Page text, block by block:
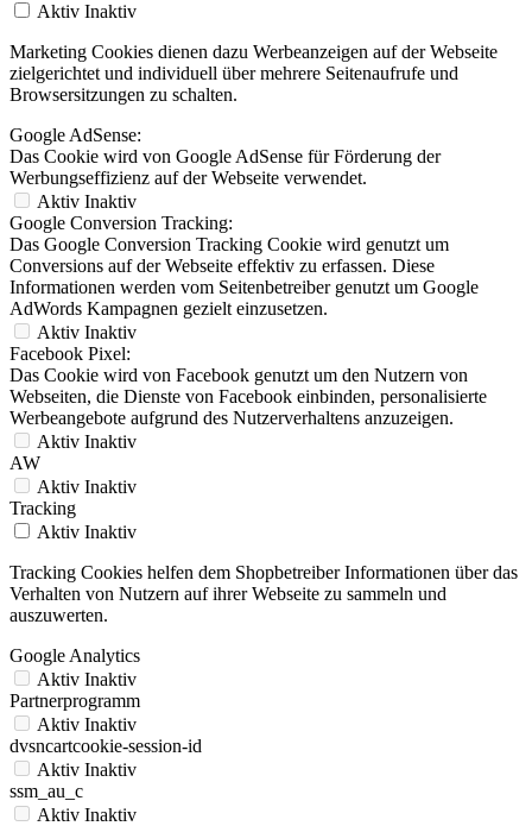
Aktiv Inaktiv
Marketing Cookies dienen dazu Werbeanzeigen auf der Webseite
zielgerichtet und individuell über mehrere Seitenaufrufe und
Browsersitzungen zu schalten.
Google AdSense:
Das Cookie wird von Google AdSense für Förderung der
Werbungseffizienz auf der Webseite verwendet.
Aktiv Inaktiv
Google Conversion Tracking:
Das Google Conversion Tracking Cookie wird genutzt um
Conversions auf der Webseite effektiv zu erfassen. Diese
Informationen werden vom Seitenbetreiber genutzt um Google
AdWords Kampagnen gezielt einzusetzen.
Aktiv Inaktiv
Facebook Pixel:
Das Cookie wird von Facebook genutzt um den Nutzern von
Webseiten, die Dienste von Facebook einbinden, personalisierte
Werbeangebote aufgrund des Nutzerverhaltens anzuzeigen.
Aktiv Inaktiv
AW
Aktiv Inaktiv
Tracking
Aktiv Inaktiv
Tracking Cookies helfen dem Shopbetreiber Informationen über das
Verhalten von Nutzern auf ihrer Webseite zu sammeln und
auszuwerten.
Google Analytics
Aktiv Inaktiv
Partnerprogramm
Aktiv Inaktiv
dvsncartcookie-session-id
Aktiv Inaktiv
ssm_au_c
Aktiv Inaktiv